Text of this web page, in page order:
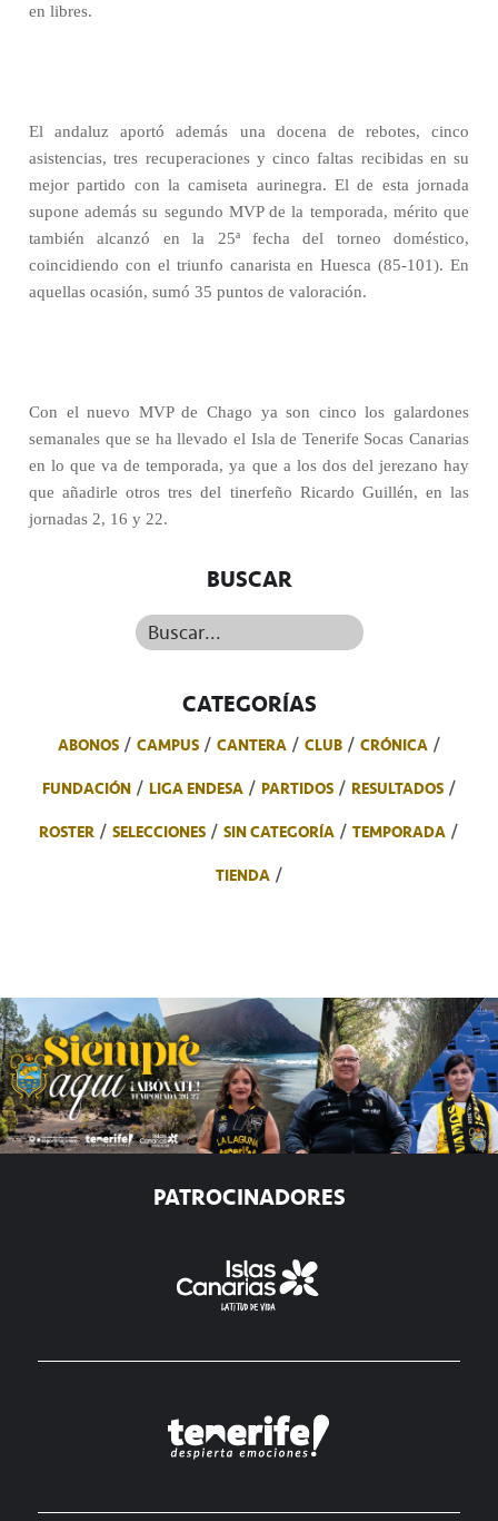
en libres.
El andaluz aportó además una docena de rebotes, cinco
asistencias, tres recuperaciones y cinco faltas recibidas en su
mejor partido con la camiseta aurinegra. El de esta jornada
supone además su segundo MVP de la temporada, mérito que
también alcanzó en la 25ª fecha del torneo doméstico,
coincidiendo con el triunfo canarista en Huesca (85-101). En
aquellas ocasión, sumó 35 puntos de valoración.
Con el nuevo MVP de Chago ya son cinco los galardones
semanales que se ha llevado el Isla de Tenerife Socas Canarias
en lo que va de temporada, ya que a los dos del jerezano hay
que añadirle otros tres del tinerfeño Ricardo Guillén, en las
jornadas 2, 16 y 22.
BUSCAR
Buscar...
CATEGORÍAS
ABONOS CAMPUS CANTERA CLUB
CRÓNICA
FUNDACIÓN
LIGA ENDESA PARTIDOS
RESULTADOS
ROSTER
SELECCIONES SIN CATEGORÍA
TEMPORADA
TIENDA
PATROCINADORES